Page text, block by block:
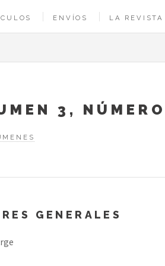
ENVÍOS LA REVISTA
3,
GENERALES